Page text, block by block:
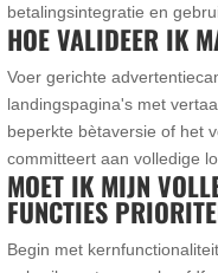
betalingsintegratie en
HOE VALIDEER IK
Voer gerichte
landingspagina's met
beperkte bètaversie of het
committeert aan volledige
MOET IK MIJN
FUNCTIES
Begin met